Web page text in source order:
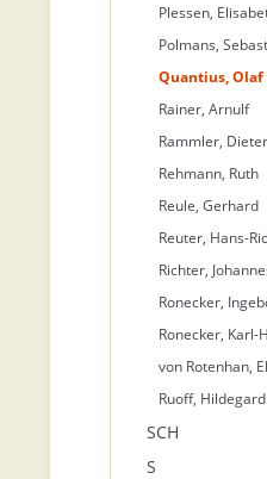
Plessen,
Polmans,
Quantius, Olaf
Rainer, Arnulf
Rammler, Dieter
Rehmann, Ruth
Reule, Gerhard
Reuter, Hans-
Richter,
Ronecker,
Ronecker, Karl-
von Rotenhan,
Ruoff,
SCH
S